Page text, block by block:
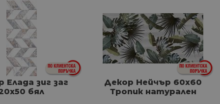
Елада зиг заг
бял
Декор Нейчър 60x60
Тропик натурален
и управление на
хората и ботовете.
отчети за